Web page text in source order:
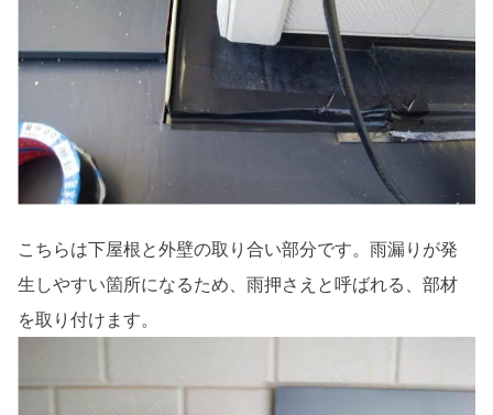
こちらは下屋根と外壁の取り合い部分です。雨漏りが発
生しやすい箇所になるため、雨押さえと呼ばれる、部材
を取り付けます。